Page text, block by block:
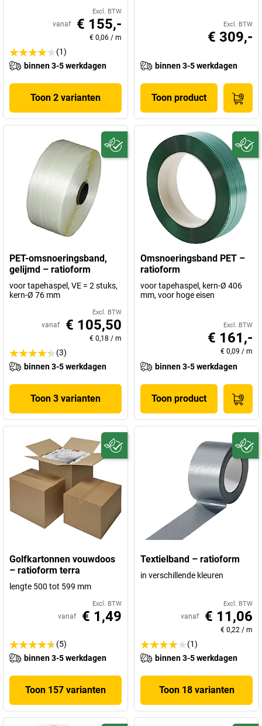
Excl. BTW
vanaf € 155,-
€ 0,06 / m
(1)
binnen 3-5 werkdagen
Toon 2 varianten
Excl. BTW
€ 309,-
binnen 3-5 werkdagen
Toon product
PET-omsnoeringsband,
gelijmd – ratioform
voor tapehaspel, VE = 2 stuks,
kern-Ø 76 mm
Excl. BTW
vanaf € 105,50
€ 0,18 / m
(3)
binnen 3-5 werkdagen
Toon 3 varianten
Omsnoeringsband PET –
ratioform
voor tapehaspel, kern-Ø 406
mm, voor hoge eisen
Excl. BTW
€ 161,-
€ 0,09 / m
binnen 3-5 werkdagen
Toon product
Golfkartonnen vouwdoos
– ratioform terra
lengte 500 tot 599 mm
Excl. BTW
vanaf € 1,49
(5)
binnen 3-5 werkdagen
Toon 157 varianten
Textielband – ratioform
in verschillende kleuren
Excl. BTW
vanaf € 11,06
€ 0,22 / m
(1)
binnen 3-5 werkdagen
Toon 18 varianten